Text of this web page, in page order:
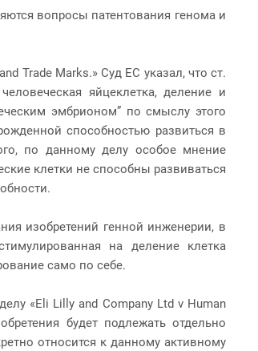
вопросы патентования генома и
Trade Marks.» Суд ЕС указал, что ст.
яйцеклетка, деление и
эмбрионом” по смыслу этого
способностью развиться в
по данному делу особое мнение
клетки не способны развиваться
изобретений генной инженерии, в
на деление клетка
само по себе.
«Eli Lilly and Company Ltd v Human
будет подлежать отдельно
относится к данному активному